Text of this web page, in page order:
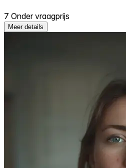
7 Onder vraagprijs
Meer details